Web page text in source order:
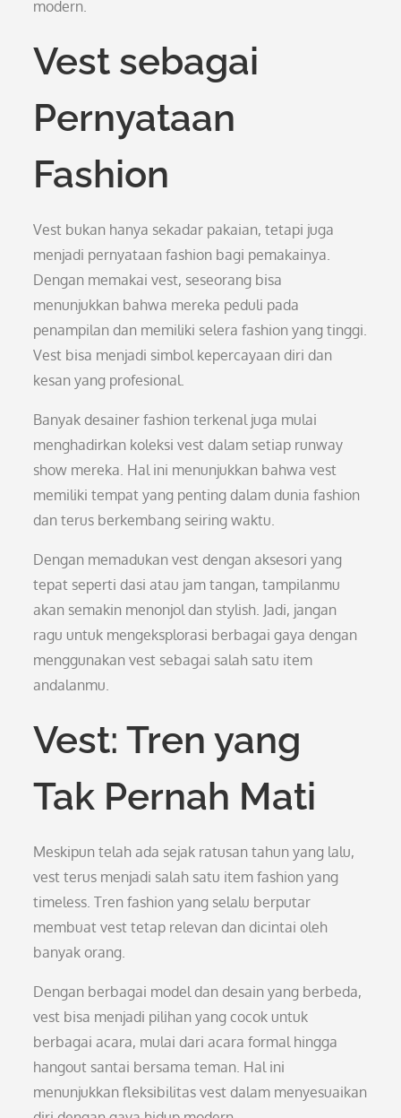
modern.
Vest sebagai
Pernyataan
Fashion
Vest bukan hanya sekadar pakaian, tetapi juga
menjadi pernyataan fashion bagi pemakainya.
Dengan memakai vest, seseorang bisa
menunjukkan bahwa mereka peduli pada
penampilan dan memiliki selera fashion yang tinggi.
Vest bisa menjadi simbol kepercayaan diri dan
kesan yang profesional.
Banyak desainer fashion terkenal juga mulai
menghadirkan koleksi vest dalam setiap runway
show mereka. Hal ini menunjukkan bahwa vest
memiliki tempat yang penting dalam dunia fashion
dan terus berkembang seiring waktu.
Dengan memadukan vest dengan aksesori yang
tepat seperti dasi atau jam tangan, tampilanmu
akan semakin menonjol dan stylish. Jadi, jangan
ragu untuk mengeksplorasi berbagai gaya dengan
menggunakan vest sebagai salah satu item
andalanmu.
Vest: Tren yang
Tak Pernah Mati
Meskipun telah ada sejak ratusan tahun yang lalu,
vest terus menjadi salah satu item fashion yang
timeless. Tren fashion yang selalu berputar
membuat vest tetap relevan dan dicintai oleh
banyak orang.
Dengan berbagai model dan desain yang berbeda,
vest bisa menjadi pilihan yang cocok untuk
berbagai acara, mulai dari acara formal hingga
hangout santai bersama teman. Hal ini
menunjukkan fleksibilitas vest dalam menyesuaikan